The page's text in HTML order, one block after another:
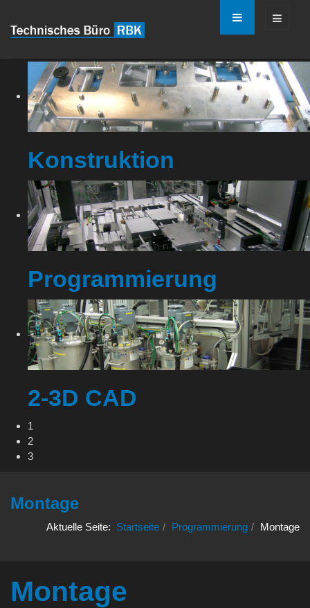
Konstruktion
Programmierung
2-3D CAD
1
2
3
Montage
Aktuelle Seite: Startseite Programmierung Montage
Montage